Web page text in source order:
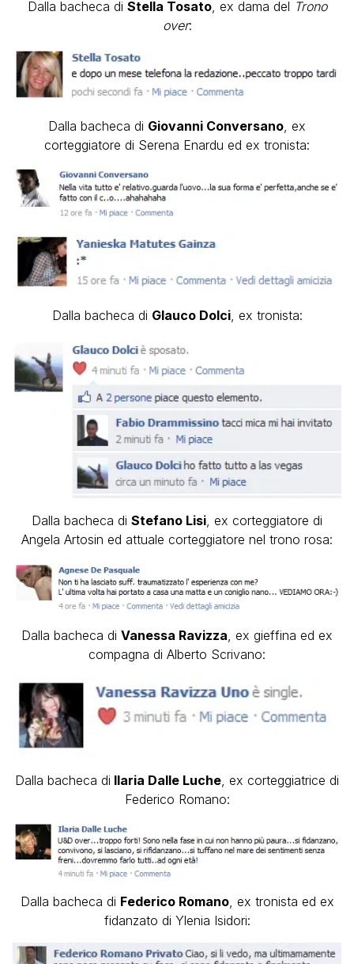
Dalla bacheca di Stella Tosato, ex dama del Trono
over:
Dalla bacheca di Giovanni Conversano, ex
corteggiatore di Serena Enardu ed ex tronista:
Dalla bacheca di Glauco Dolci, ex tronista:
Dalla bacheca di Stefano Lisi , ex corteggiatore di
Angela Artosin ed attuale corteggiatore nel trono rosa:
Dalla bacheca di Vanessa Ravizza, ex gieffina ed ex
compagna di Alberto Scrivano:
Dalla bacheca di Ilaria Dalle Luche , ex corteggiatrice di
Federico Romano:
Dalla bacheca di Federico Romano, ex tronista ed ex
fidanzato di Ylenia Isidori: